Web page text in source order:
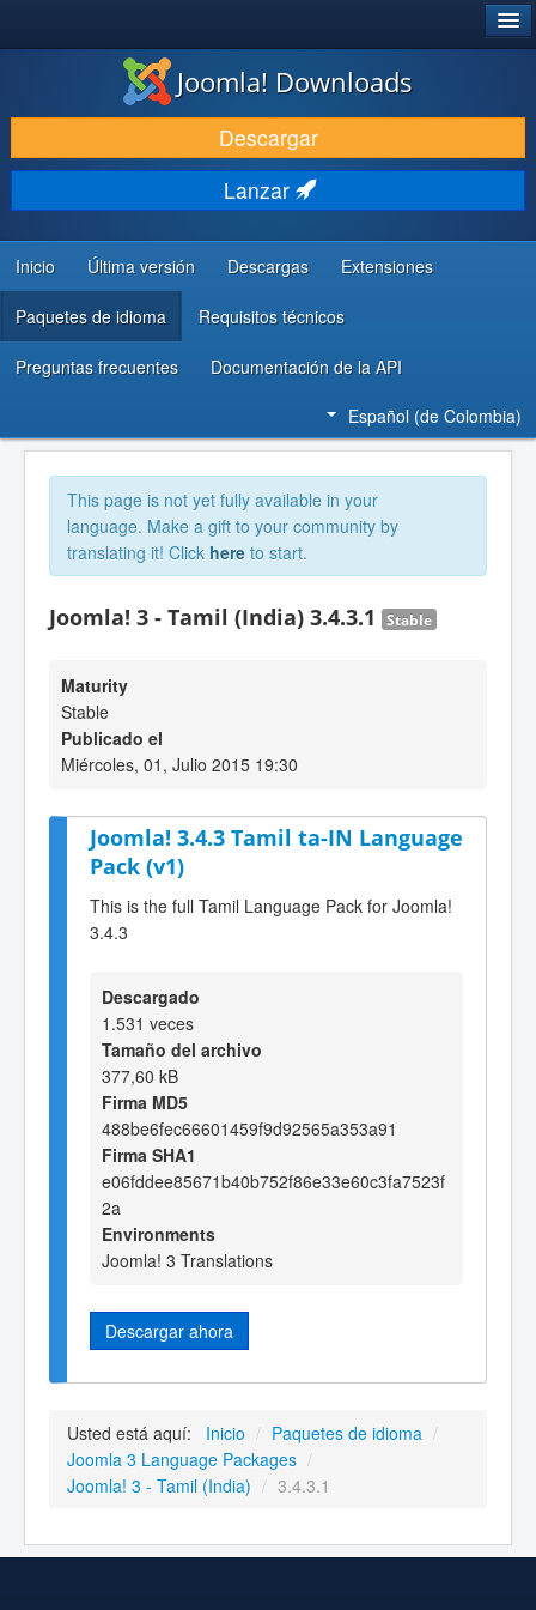
DESCARGAR
DESCUBRE Y APRENDE
COMUNIDAD Y AYUDA
RECURSOS PARA DESARROLLADORES
Joomla! Downloads
Descargar
Lanzar
Inicio Última versión Descargas Extensiones
Paquetes de idioma Requisitos técnicos
Preguntas frecuentes Documentación de la API
Español (de Colombia)
This page is not yet fully available in your
language. Make a gift to your community by
translating it! Click here to start.
Joomla! 3 - Tamil (India) 3.4.3.1 Stable
Maturity
Stable
Publicado el
Miércoles, 01, Julio 2015 19:30
Joomla! 3.4.3 Tamil ta-IN Language
Pack (v1)
This is the full Tamil Language Pack for Joomla!
3.4.3
Descargado
1.531 veces
Tamaño del archivo
377,60 kB
Firma MD5
488be6fec66601459f9d92565a353a91
Firma SHA1
e06fddee85671b40b752f86e33e60c3fa7523f
2a
Environments
Joomla! 3 Translations
Descargar ahora
Usted está aquí: Inicio / Paquetes de idioma /
Joomla 3 Language Packages /
Joomla! 3 - Tamil (India) / 3.4.3.1